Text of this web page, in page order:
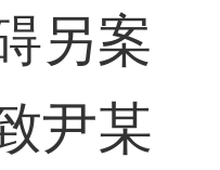
另案
尹某